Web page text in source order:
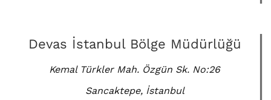
Devas İstanbul Bölge Müdürlüğü
Kemal Türkler Mah. Özgün Sk. No:26
Sancaktepe, İstanbul